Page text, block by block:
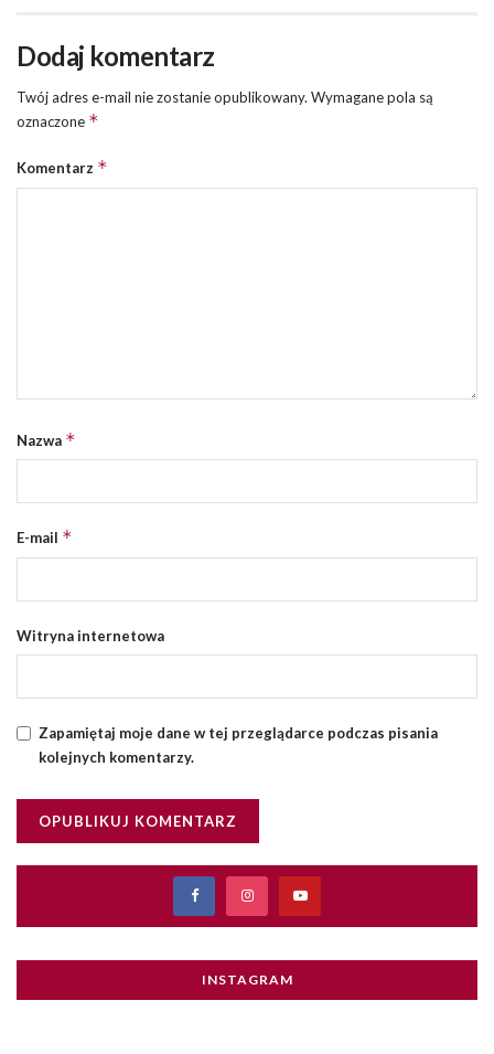
Dodaj komentarz
Twój adres e-mail nie zostanie opublikowany. Wymagane pola są
oznaczone *
Komentarz *
Nazwa *
E-mail *
Witryna internetowa
Zapamiętaj moje dane w tej przeglądarce podczas pisania
kolejnych komentarzy.
INSTAGRAM